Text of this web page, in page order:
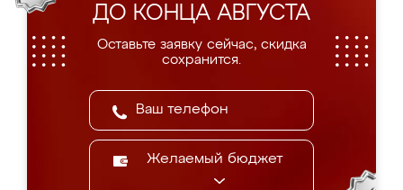
ДО КОНЦА АВГУСТА
Оставьте заявку сейчас, скидка
сохранится.
Желаемый бюджет